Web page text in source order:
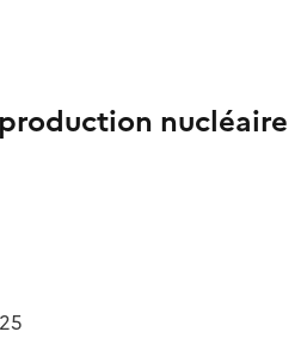
nucléaire